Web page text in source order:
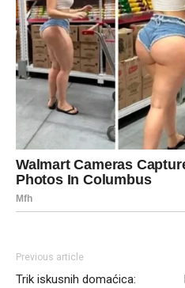
Previous article
Trik iskusnih domaćica: